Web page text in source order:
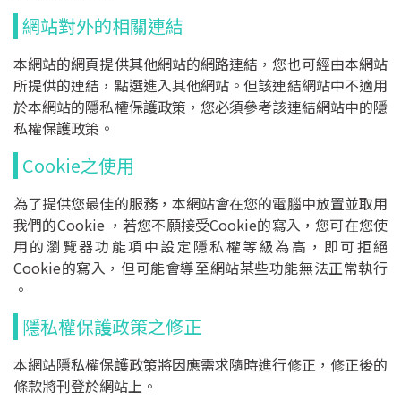
宣導說明會
檔案下載
水環境巡守隊
水巡守隊公告
水巡守隊
現況介紹
巡守日常
水質監測查詢
網站對外的相關連結
本網站的網頁提供其他網站的網路連結，您也可經由本網站
所提供的連結，點選進入其他網站。但該連結網站中不適用
於本網站的隱私權保護政策，您必須參考該連結網站中的隱
私權保護政策。
Cookie之使用
為了提供您最佳的服務，本網站會在您的電腦中放置並取用
我們的Cookie ，若您不願接受Cookie的寫入，您可在您使
用的瀏覽器功能項中設定隱私權等級為高，即可拒絕
Cookie的寫入，但可能會導至網站某些功能無法正常執行
。
隱私權保護政策之修正
本網站隱私權保護政策將因應需求隨時進行修正，修正後的
條款將刊登於網站上。